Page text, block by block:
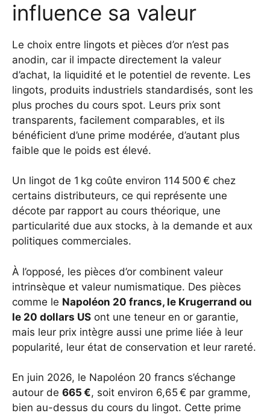
influence sa valeur
Le choix entre lingots et pièces d’or n’est pas
anodin, car il impacte directement la valeur
d’achat, la liquidité et le potentiel de revente. Les
lingots, produits industriels standardisés, sont les
plus proches du cours spot. Leurs prix sont
transparents, facilement comparables, et ils
bénéficient d’une prime modérée, d’autant plus
faible que le poids est élevé.
Un lingot de 1 kg coûte environ 114 500 € chez
certains distributeurs, ce qui représente une
décote par rapport au cours théorique, une
particularité due aux stocks, à la demande et aux
politiques commerciales.
À l’opposé, les pièces d’or combinent valeur
intrinsèque et valeur numismatique. Des pièces
comme le Napoléon 20 francs, le Krugerrand ou
le 20 dollars US ont une teneur en or garantie,
mais leur prix intègre aussi une prime liée à leur
popularité, leur état de conservation et leur rareté.
En juin 2026, le Napoléon 20 francs s’échange
autour de 665 €, soit environ 6,65 € par gramme,
bien au-dessus du cours du lingot. Cette prime